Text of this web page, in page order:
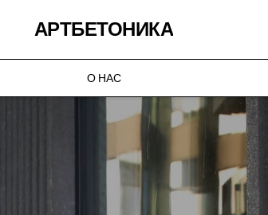
АРТБЕТОНИКА
О НАС